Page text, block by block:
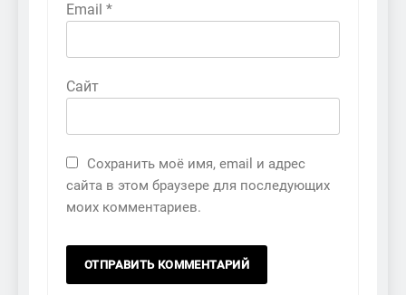
Email *
Сайт
Сохранить моё имя, email и адрес
сайта в этом браузере для последующих
моих комментариев.